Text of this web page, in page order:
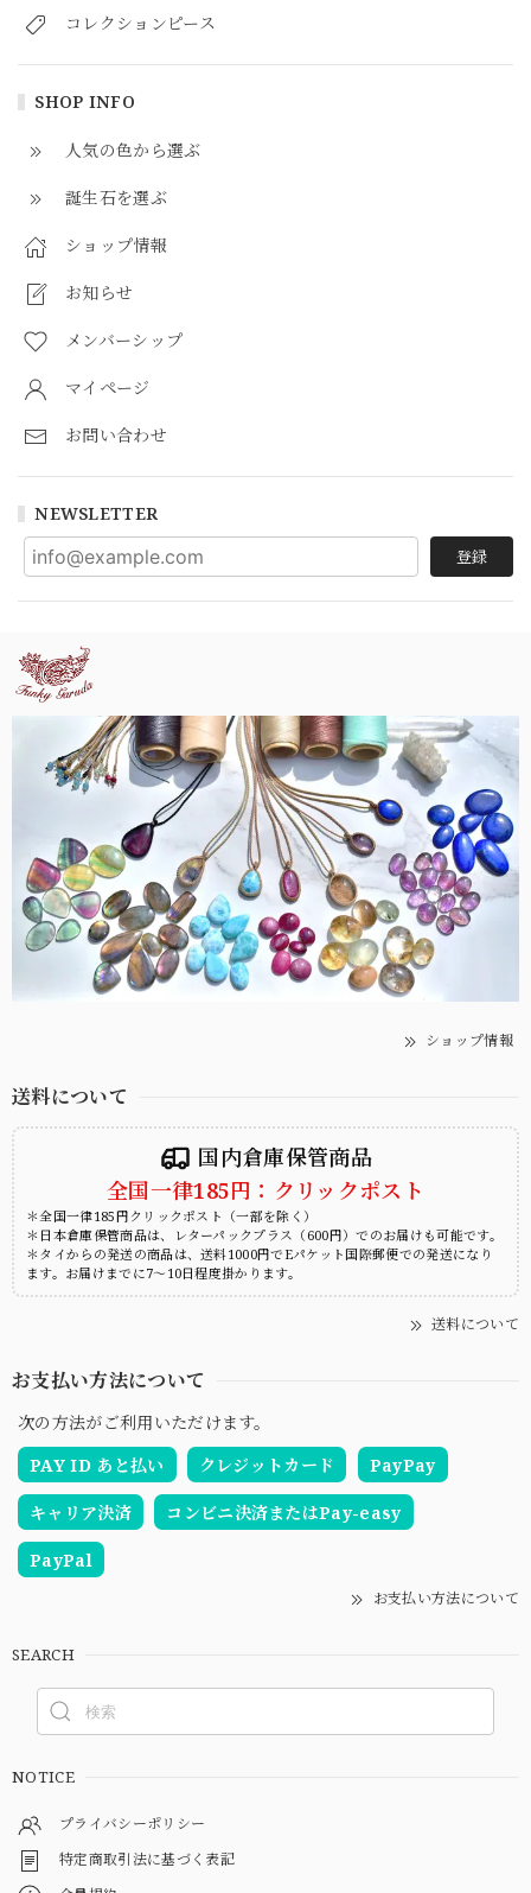
コレクションピース
SHOP INFO
人気の色から選ぶ
誕生石を選ぶ
ショップ情報
お知らせ
メンバーシップ
マイページ
お問い合わせ
NEWSLETTER
登録
ショップ情報
送料について
国内倉庫保管商品
全国一律185円：クリックポスト
＊全国一律185円クリックポスト（一部を除く）
＊日本倉庫保管商品は、レターパックプラス（600円）でのお届けも可能です。
＊タイからの発送の商品は、送料1000円でEパケット国際郵便での発送になり
ます。お届けまでに7～10日程度掛かります。
送料について
お支払い方法について
次の方法がご利用いただけます。
PAY ID あと払い
クレジットカード PayPay
キャリア決済 コンビニ決済またはPay-easy
PayPal
お支払い方法について
SEARCH
NOTICE
プライバシーポリシー
特定商取引法に基づく表記